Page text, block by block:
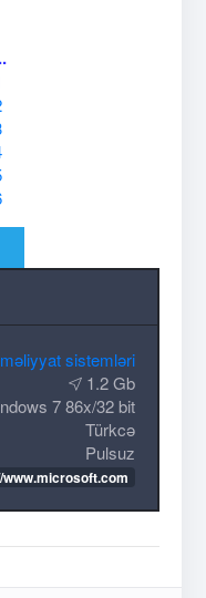
sistemləri
1.2 Gb
7 86x/32 bit
Türkcə
Pulsuz